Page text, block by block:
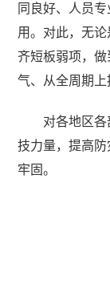
同良好、人员
用。对此，无
齐短板弱项，
气、从全周期上
对各地区
技力量，提高
牢固。